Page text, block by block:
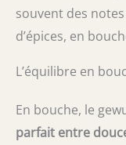
souvent des
d’épices, en
L’équilibre en
En bouche, le
parfait entre